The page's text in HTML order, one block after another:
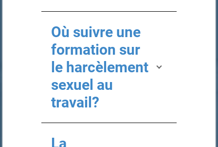
Où suivre une
formation sur
le harcèlement
sexuel au
travail?
La